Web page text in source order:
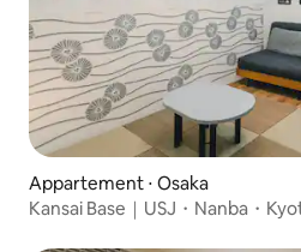
Appartement ⋅ Osaka
Kansai Base｜USJ・Nanba・